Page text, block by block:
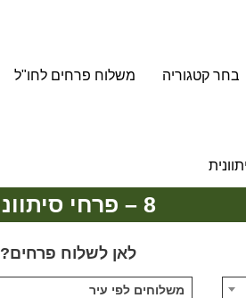
בחר קטגוריה משלוח פרחים לחו"ל
8 – פרחי סיתוונית
לאן לשלוח פרחים?
משלוחים לפי עיר